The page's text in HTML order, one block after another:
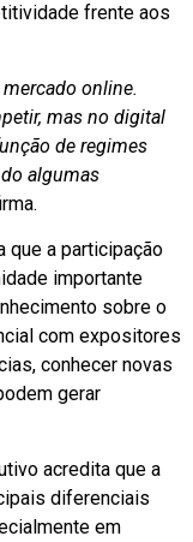
frente aos
online.
mas no digital
de regimes
algumas
que a participação
importante
sobre o
com expositores
conhecer novas
gerar
acredita que a
diferenciais
em